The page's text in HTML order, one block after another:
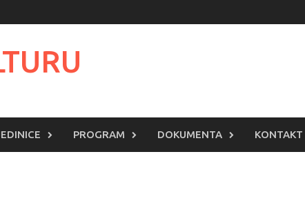
PROGRAM DOKUMENTA KONTAKT